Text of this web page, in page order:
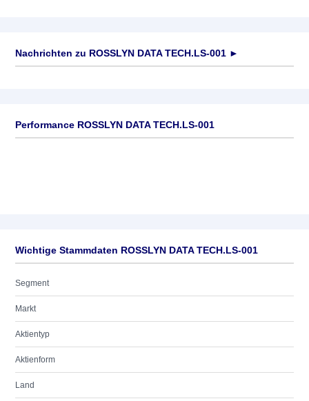
Nachrichten zu ROSSLYN DATA TECH.LS-001 ►
Performance ROSSLYN DATA TECH.LS-001
Wichtige Stammdaten ROSSLYN DATA TECH.LS-001
Segment
Markt
Aktientyp
Aktienform
Land